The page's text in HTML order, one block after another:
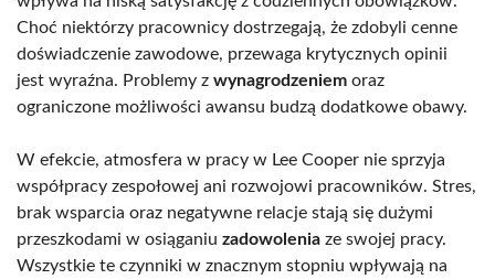
Choć niektórzy pracownicy dostrzegają, że zdobyli cenne
doświadczenie zawodowe, przewaga krytycznych opinii
jest wyraźna. Problemy z wynagrodzeniem oraz
ograniczone możliwości awansu budzą dodatkowe obawy.
W efekcie, atmosfera w pracy w Lee Cooper nie sprzyja
współpracy zespołowej ani rozwojowi pracowników. Stres,
brak wsparcia oraz negatywne relacje stają się dużymi
przeszkodami w osiąganiu zadowolenia ze swojej pracy.
Wszystkie te czynniki w znacznym stopniu wpływają na